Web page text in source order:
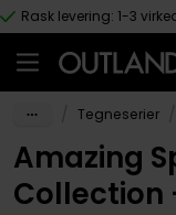
Hopp til
Rask levering: 1-3
Tegneserier
Amazing
Collection